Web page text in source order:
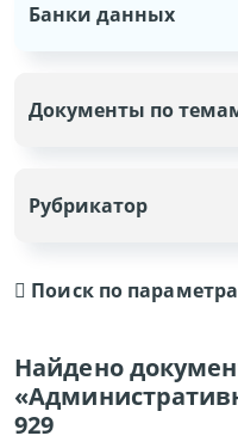
Поиск по
Найдено
929
Банки данных
Документы по
Рубрикатор